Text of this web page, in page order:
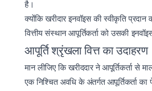
है।
क्योंकि खरीदार इनवॉइस की स्वीकृति
वित्तीय संस्थान आपूर्तिकर्ता को उसकी
आपूर्ति श्रृंखला वित्त का उदाहरण
मान लीजिए कि खरीददार ने आपूर्तिकर्ता से
एक निश्चित अवधि के अंतर्गत आपूर्तिकर्ता